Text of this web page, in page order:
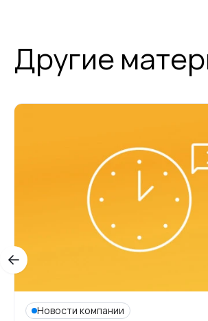
Другие
Новости компании